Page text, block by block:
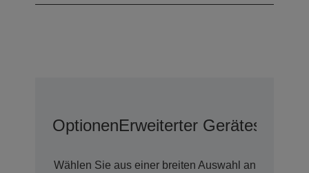
OptionenErweiterter Geräteschutz
Wählen Sie aus einer breiten Auswahl an